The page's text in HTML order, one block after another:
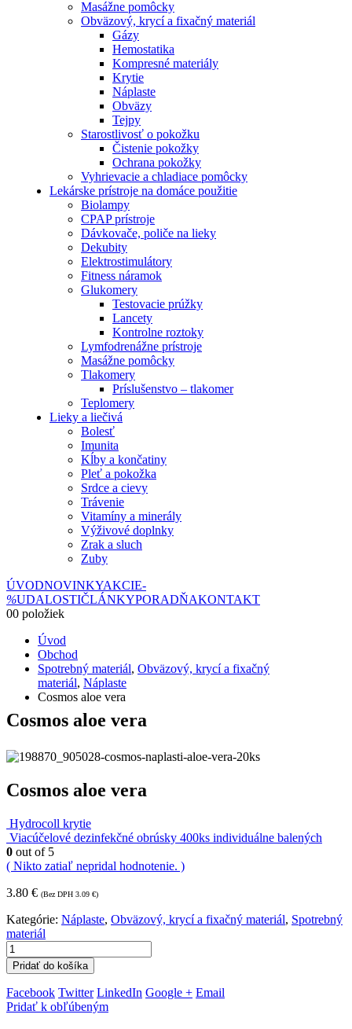
Masážne pomôcky
Obväzový, krycí a fixačný materiál
Gázy
Hemostatika
Kompresné materiály
Krytie
Náplaste
Obväzy
Tejpy
Starostlivosť o pokožku
Čistenie pokožky
Ochrana pokožky
Vyhrievacie a chladiace pomôcky
Lekárske prístroje na domáce použitie
Biolampy
CPAP prístroje
Dávkovače, poliče na lieky
Dekubity
Elektrostimulátory
Fitness náramok
Glukomery
Testovacie prúžky
Lancety
Kontrolne roztoky
Lymfodrenážne prístroje
Masážne pomôcky
Tlakomery
Príslušenstvo – tlakomer
Teplomery
Lieky a liečivá
Bolesť
Imunita
Kĺby a končatiny
Pleť a pokožka
Srdce a cievy
Trávenie
Vitamíny a minerály
Výživové doplnky
Zrak a sluch
Zuby
ÚVODNOVINKYAKCIE-
%UDALOSTIČLÁNKYPORADŇAKONTAKT
00 položiek
Úvod
Obchod
Spotrebný materiál, Obväzový, krycí a fixačný
materiál, Náplaste
Cosmos aloe vera
Cosmos aloe vera
Cosmos aloe vera
Hydrocoll krytie
Viacúčelové dezinfekčné obrúsky 400ks individuálne balených
0 out of 5
( Nikto zatiaľ nepridal hodnotenie. )
3.80 € (Bez DPH 3.09 €)
Kategórie: Náplaste, Obväzový, krycí a fixačný materiál, Spotrebný
materiál
Pridať do košíka
Facebook Twitter LinkedIn Google + Email
Pridať k obľúbeným